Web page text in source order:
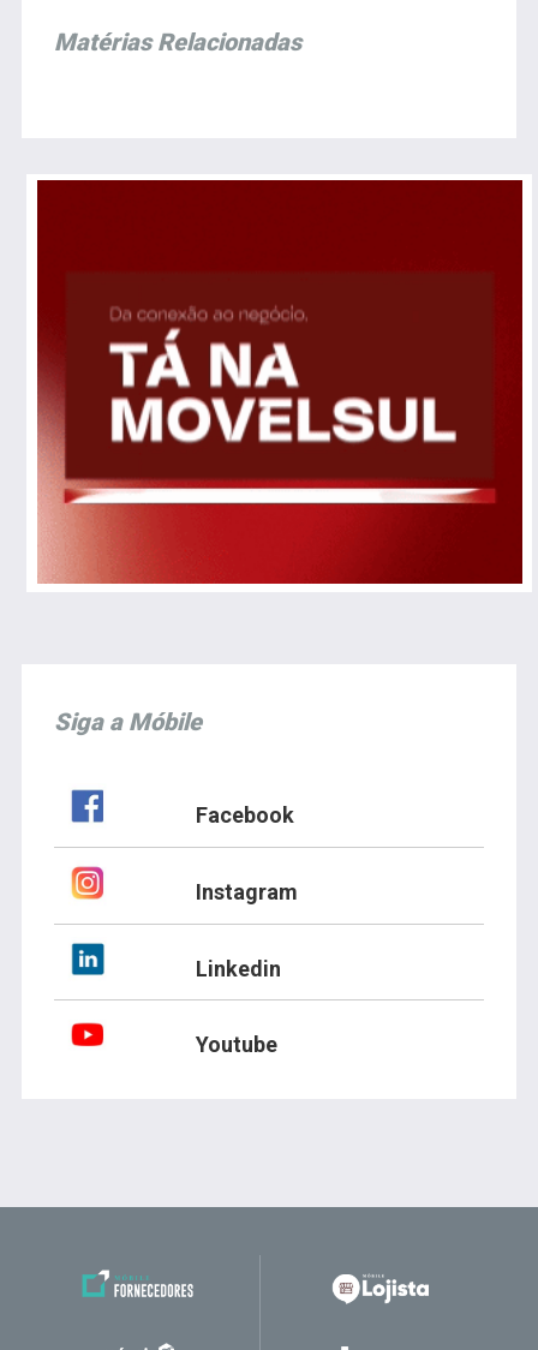
Matérias Relacionadas
Siga a Móbile
Facebook
Instagram
Linkedin
Youtube